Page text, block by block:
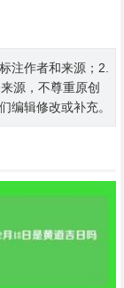
注作者和来源；2.
源，不尊重原创
编辑修改或补充。